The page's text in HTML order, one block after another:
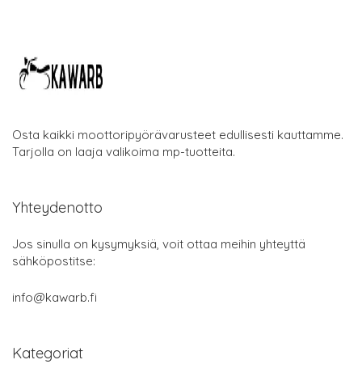
Osta kaikki moottoripyörävarusteet edullisesti kauttamme.
Tarjolla on laaja valikoima mp-tuotteita.
Yhteydenotto
Jos sinulla on kysymyksiä, voit ottaa meihin yhteyttä
sähköpostitse:
info@kawarb.fi
Kategoriat